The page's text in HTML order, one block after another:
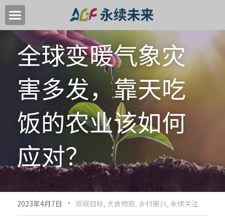
首页
关于我们
关键领域
中国高质量转型目标
加入我们
新闻中心
永续活动
EN
全球变暖气象灾
害多发，靠天吃
饭的农业该如何
应对？
2023年4月7日 · 双碳目标, 大食物观, 乡村振兴, 永续关注